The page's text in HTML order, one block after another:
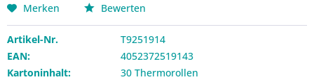
Merken Bewerten
Artikel-Nr.
T9251914
EAN:
4052372519143
Kartoninhalt:
30 Thermorollen